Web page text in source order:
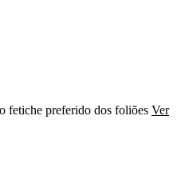
fetiche preferido dos foliões Ver